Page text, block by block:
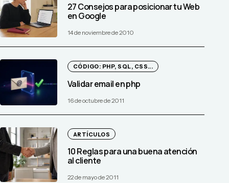
27 Consejos para posicionar tu Web
en Google
14 de noviembre de 2010
CÓDIGO: PHP, SQL, CSS...
Validar email en php
16 de octubre de 2011
ARTÍCULOS
10 Reglas para una buena atención
al cliente
22 de mayo de 2011